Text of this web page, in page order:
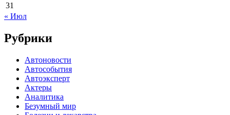
31
« Июл
Рубрики
Автоновости
Автособытия
Автоэксперт
Актеры
Аналитика
Безумный мир